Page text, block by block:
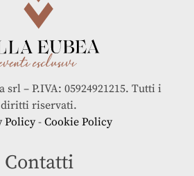
srl – P.IVA: 05924921215. Tutti i
diritti riservati.
Policy- Cookie Policy
Contatti